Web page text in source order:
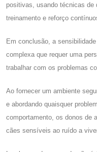
positivas, usando técnicas de
treinamento e reforço
Em conclusão, a
complexa que requer uma
trabalhar com os problemas
Ao fornecer um ambiente
e abordando quaisquer
comportamento, os donos de
cães sensíveis ao ruído a